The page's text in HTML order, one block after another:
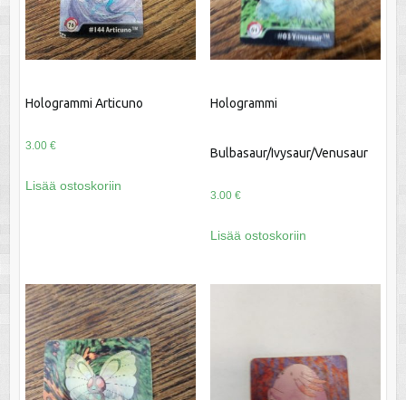
Hologrammi Articuno
3.00 €
Lisää ostoskoriin
Hologrammi
Bulbasaur/Ivysaur/Venusaur
3.00 €
Lisää ostoskoriin